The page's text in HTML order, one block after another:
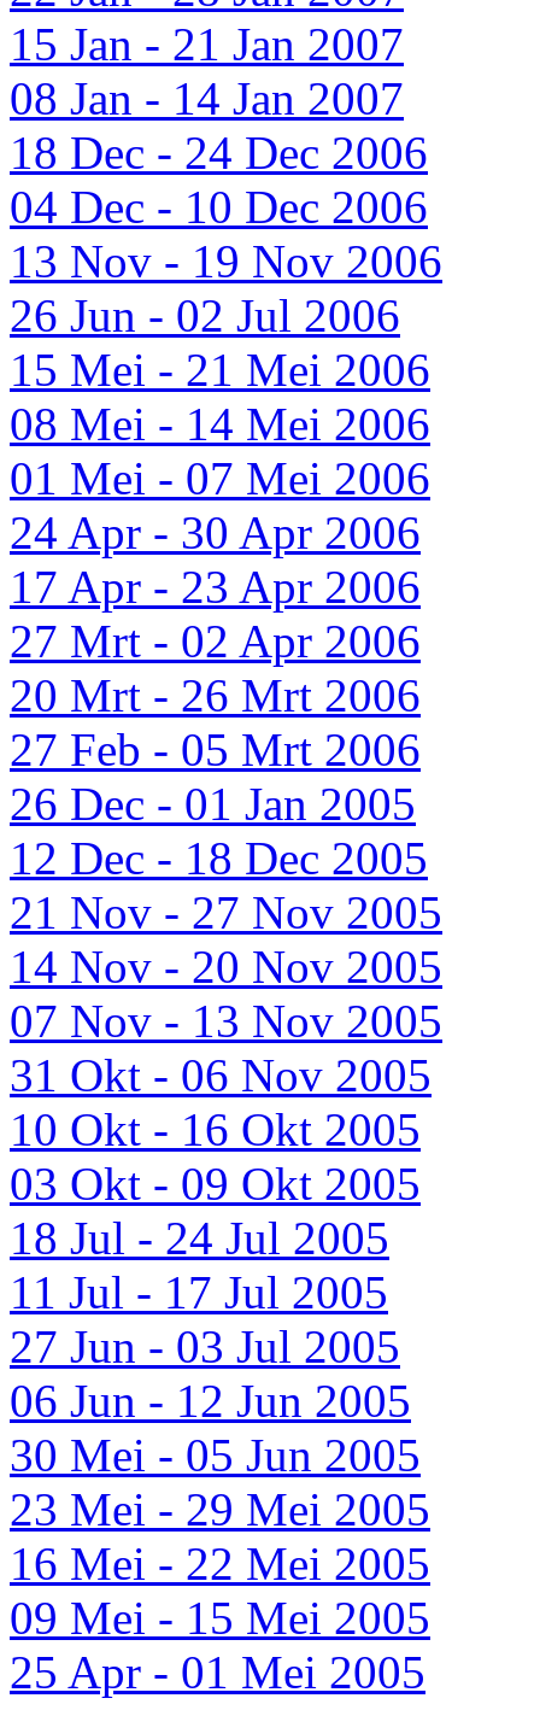
15 Jan - 21 Jan 2007
08 Jan - 14 Jan 2007
18 Dec - 24 Dec 2006
04 Dec - 10 Dec 2006
13 Nov - 19 Nov 2006
26 Jun - 02 Jul 2006
15 Mei - 21 Mei 2006
08 Mei - 14 Mei 2006
01 Mei - 07 Mei 2006
24 Apr - 30 Apr 2006
17 Apr - 23 Apr 2006
27 Mrt - 02 Apr 2006
20 Mrt - 26 Mrt 2006
27 Feb - 05 Mrt 2006
26 Dec - 01 Jan 2005
12 Dec - 18 Dec 2005
21 Nov - 27 Nov 2005
14 Nov - 20 Nov 2005
07 Nov - 13 Nov 2005
31 Okt - 06 Nov 2005
10 Okt - 16 Okt 2005
03 Okt - 09 Okt 2005
18 Jul - 24 Jul 2005
11 Jul - 17 Jul 2005
27 Jun - 03 Jul 2005
06 Jun - 12 Jun 2005
30 Mei - 05 Jun 2005
23 Mei - 29 Mei 2005
16 Mei - 22 Mei 2005
09 Mei - 15 Mei 2005
25 Apr - 01 Mei 2005